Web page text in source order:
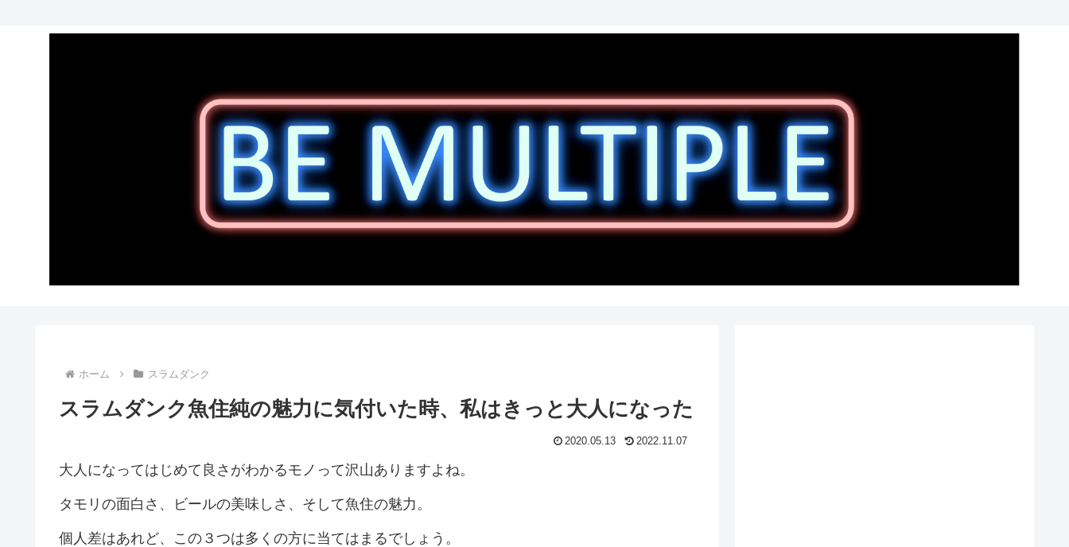
ホーム スラムダンク
スラムダンク魚住純の魅力に気付いた時、私はきっと大人になった
2020.05.13 2022.11.07
大人になってはじめて良さがわかるモノって沢山ありますよね。
タモリの面白さ、ビールの美味しさ、そして魚住の魅力。
個人差はあれど、この３つは多くの方に当てはまるでしょう。